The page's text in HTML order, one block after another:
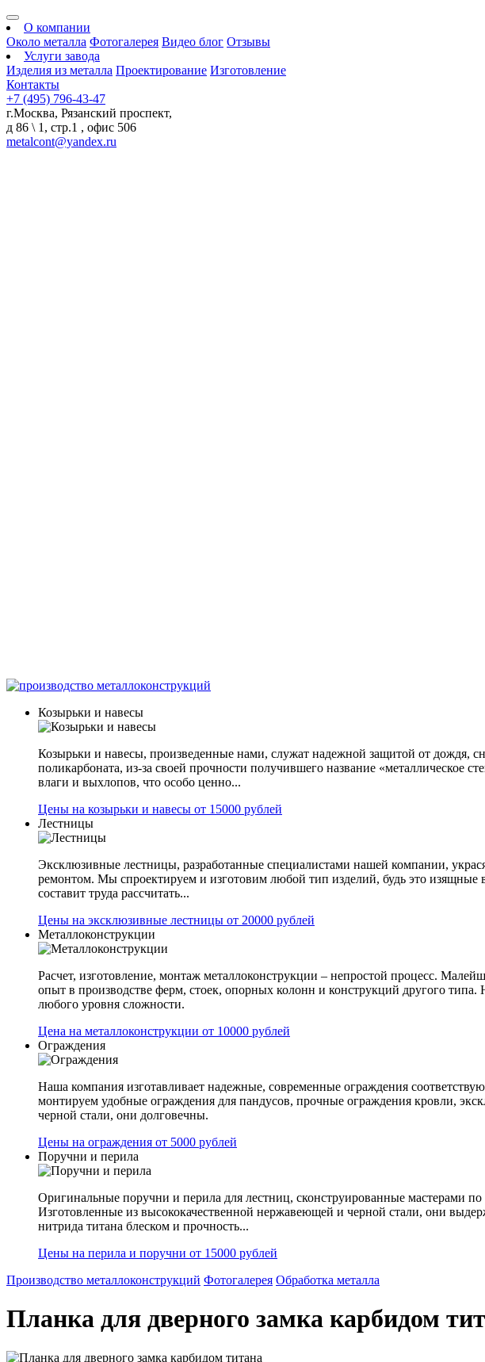
О компании
Около металла Фотогалерея Видео блог Отзывы
Услуги завода
Изделия из металла Проектирование Изготовление
Контакты
+7 (495) 796-43-47
г.Москва, Рязанский проспект,
д 86 \ 1, стр.1 , офис 506
metalcont@yandex.ru
Козырьки и навесы
Козырьки и навесы, произведенные нами, служат надежной защитой от дождя,
поликарбоната, из-за своей прочности получившего название «металлическое
влаги и выхлопов, что особо ценно...
Цены на козырьки и навесы от 15000 рублей
Лестницы
Эксклюзивные лестницы, разработанные специалистами нашей компании,
ремонтом. Мы спроектируем и изготовим любой тип изделий, будь это
составит труда рассчитать...
Цены на эксклюзивные лестницы от 20000 рублей
Металлоконструкции
Расчет, изготовление, монтаж металлоконструкции – непростой процесс.
опыт в производстве ферм, стоек, опорных колонн и конструкций другого типа.
любого уровня сложности.
Цена на металлоконструкции от 10000 рублей
Ограждения
Наша компания изготавливает надежные, современные ограждения
монтируем удобные ограждения для пандусов, прочные ограждения кровли,
черной стали, они долговечны.
Цены на ограждения от 5000 рублей
Поручни и перила
Оригинальные поручни и перила для лестниц, сконструированные мастерами
Изготовленные из высококачественной нержавеющей и черной стали, они
нитрида титана блеском и прочность...
Цены на перила и поручни от 15000 рублей
Производство металлоконструкций Фотогалерея Обработка металла
Планка для дверного замка карбидом